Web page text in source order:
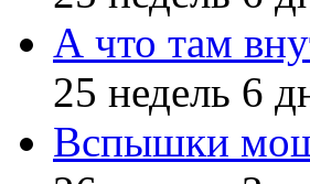
А что там
25 недель 6
Вспышки